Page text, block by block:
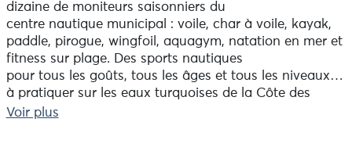
dizaine de moniteurs saisonniers du
centre nautique municipal : voile, char à voile, kayak,
paddle, pirogue, wingfoil, aquagym, natation en mer et
fitness sur plage. Des sports nautiques
pour tous les goûts, tous les âges et tous les niveaux…
à pratiquer sur les eaux turquoises de la Côte des
Sables. 3 bases de pratiques :
Voir plus